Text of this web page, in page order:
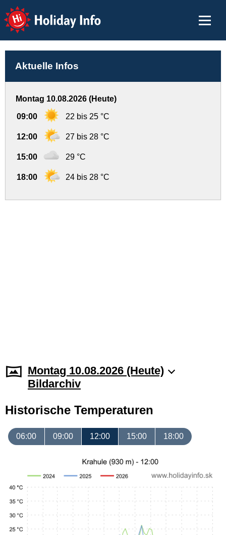
Holiday Info
Aktuelle Infos
Montag 10.08.2026 (Heute)
09:00 22 bis 25 °C
12:00 27 bis 28 °C
15:00 29 °C
18:00 24 bis 28 °C
Montag 10.08.2026 (Heute)
Bildarchiv
Historische Temperaturen
06:00 09:00 12:00 15:00 18:00